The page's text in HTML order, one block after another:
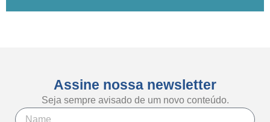
Assine nossa newsletter
Seja sempre avisado de um novo conteúdo.